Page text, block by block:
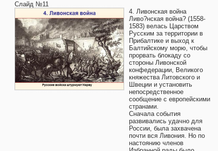
Слайд №11
4. Ливонская война
Ливо?нская война? (1558-
1583) велась Царством
Русским за территории в
Прибалтике и выход к
Балтийскому морю, чтобы
прорвать блокаду со
стороны Ливонской
конфедерации, Великого
княжества Литовского и
Швеции и установить
непосредственное
сообщение с европейскими
странами.
Сначала события
развивались удачно для
России, была захвачена
почти вся Ливония. Но по
настоянию членов